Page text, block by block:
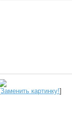
[Заменить картинку!]